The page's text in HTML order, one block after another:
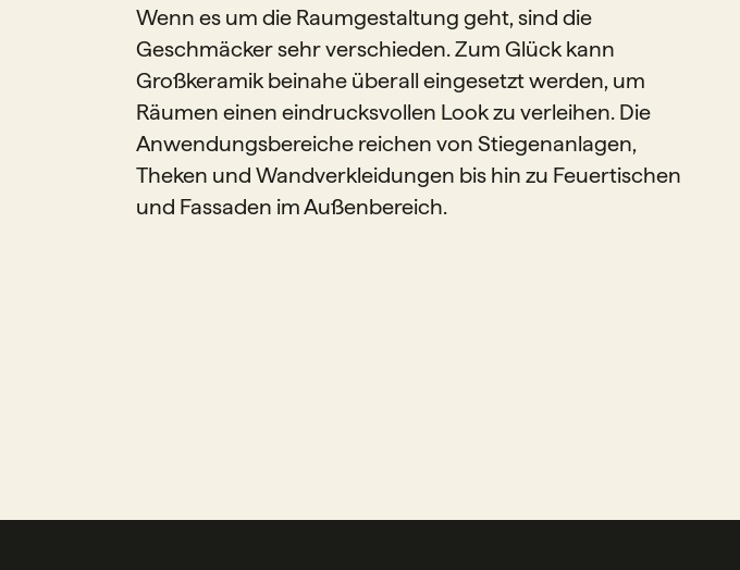
Wenn es um die Raumgestaltung geht, sind die
Geschmäcker sehr verschieden. Zum Glück kann
Großkeramik beinahe überall eingesetzt werden, um
Räumen einen eindrucksvollen Look zu verleihen. Die
Anwendungsbereiche reichen von Stiegenanlagen,
Theken und Wandverkleidungen bis hin zu Feuertischen
und Fassaden im Außenbereich.